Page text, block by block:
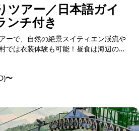
ツアー／日本語ガイ
ンチ付き
ーで、自然の絶景スイティエン渓流や
では衣装体験も可能！昼食は海辺のレ
。
〜